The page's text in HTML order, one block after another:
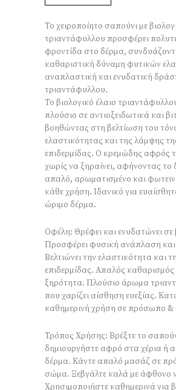
Το χειροποίητο σαπούνι με
τριαντάφυλλου προσφέρει
φροντίδα στο δέρμα,
καθαριστική δύναμη φυτικών
αναπλαστική και ενυδατική
τριαντάφυλλου.
Το βιολογικό έλαιο
πλούσιο σε αντιοξειδωτικά και
βοηθώντας στη βελτίωση του
ελαστικότητας και της λάμψης
επιδερμίδας. Ο κρεμώδης αφρός
χωρίς να ξηραίνει, αφήνοντας το
απαλό, αρωματισμένο και
κάθε χρήση. Ιδανικό για
ώριμο δέρμα.
Οφέλη: Θρέφει και ενυδατώνει
Προσφέρει φυσική ανάπλαση
Βελτιώνει την ελαστικότητα και
επιδερμίδας. Απαλός καθαρισμός
ξηρότητα. Πλούσιο άρωμα
που χαρίζει αίσθηση ευεξίας.
καθημερινή χρήση σε πρόσωπο
Τρόπος Χρήσης: Βρέξτε το
δημιουργήστε αφρό στα χέρια ή
δέρμα. Κάντε απαλό μασάζ σε
σώμα. Ξεβγάλτε καλά με άφθονο
Χρησιμοποιήστε καθημερινά για